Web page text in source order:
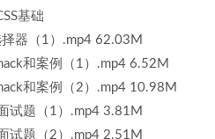
基础
器（1）.mp4 62.03M
和案例（1）.mp4 6.52M
和案例（2）.mp4 10.98M
试题（1）.mp4 3.81M
试题（2）.mp4 2.51M